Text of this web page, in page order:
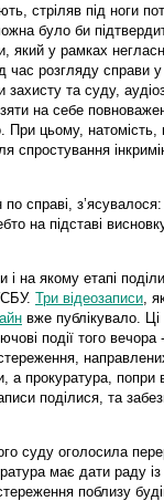
стріляв під ноги
було би
який у рамках
час розгляду справи
захисту та суду,
на себе
При цьому, натомість,
спростування
справі,
на підставі
на якому етапі
Три відеозаписи ,
вже публікувало. Ці
події того вечора
а прокуратура, попри
поділися, та
суду оголосила
має дати раду
поблизу